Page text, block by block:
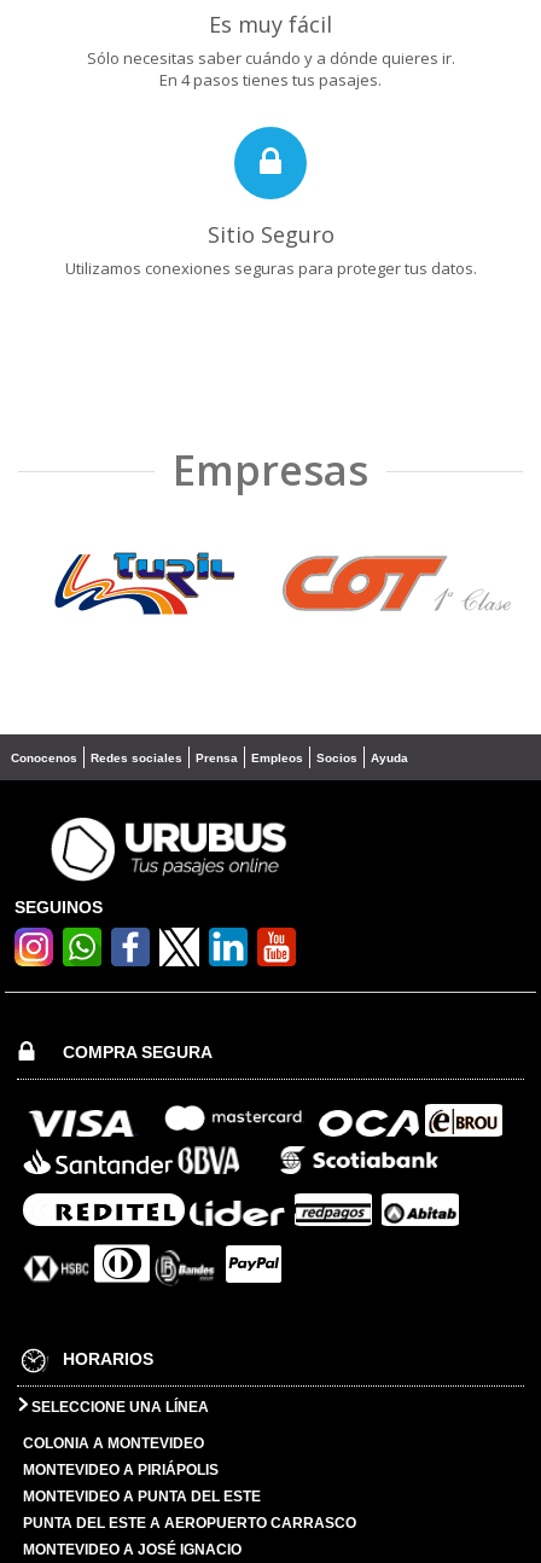
Es muy fácil
Sólo necesitas saber cuándo y a dónde quieres ir.
En 4 pasos tienes tus pasajes.
Sitio Seguro
Utilizamos conexiones seguras para proteger tus datos.
Empresas
❮ ❯
Conocenos Redes sociales Prensa Empleos Socios Ayuda
SEGUINOS
COMPRA SEGURA
HORARIOS
SELECCIONE UNA LÍNEA
COLONIA A MONTEVIDEO
MONTEVIDEO A PIRIÁPOLIS
MONTEVIDEO A PUNTA DEL ESTE
PUNTA DEL ESTE A AEROPUERTO CARRASCO
MONTEVIDEO A JOSÉ IGNACIO